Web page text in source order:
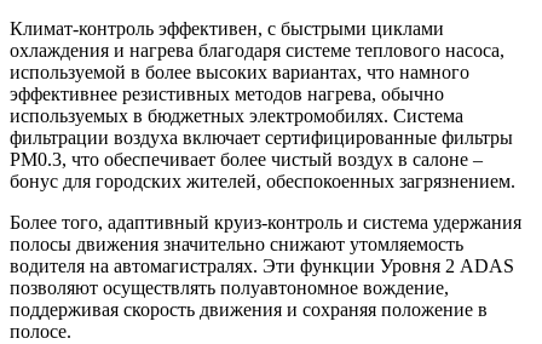
Климат-контроль эффективен, с быстрыми циклами
охлаждения и нагрева благодаря системе теплового насоса,
используемой в более высоких вариантах, что намного
эффективнее резистивных методов нагрева, обычно
используемых в бюджетных электромобилях. Система
фильтрации воздуха включает сертифицированные фильтры
PM0.3, что обеспечивает более чистый воздух в салоне –
бонус для городских жителей, обеспокоенных загрязнением.
Более того, адаптивный круиз-контроль и система удержания
полосы движения значительно снижают утомляемость
водителя на автомагистралях. Эти функции Уровня 2 ADAS
позволяют осуществлять полуавтономное вождение,
поддерживая скорость движения и сохраняя положение в
полосе.